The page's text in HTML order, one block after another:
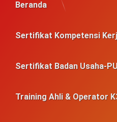
Beranda
Sertifikat Kompetensi
Sertifikat Badan Usaha-
Training Ahli & Operator